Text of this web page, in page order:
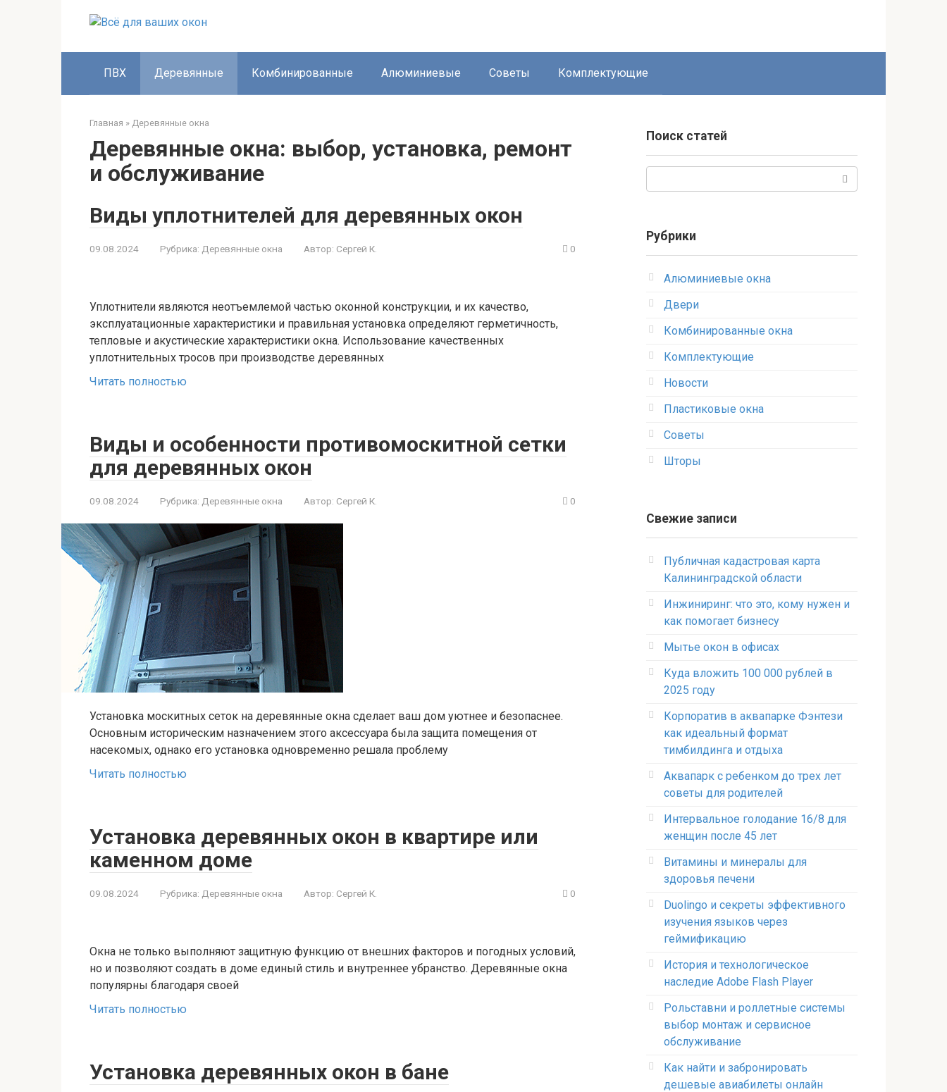
ПВХ Деревянные Комбинированные Алюминиевые Советы Комплектующие
Главная » Деревянные окна
Деревянные окна: выбор, установка, ремонт
и обслуживание
Виды уплотнителей для деревянных окон
09.08.2024 Рубрика: Деревянные окна Автор: Сергей К. 0
Уплотнители являются неотъемлемой частью оконной конструкции, и их качество,
эксплуатационные характеристики и правильная установка определяют герметичность,
тепловые и акустические характеристики окна. Использование качественных
уплотнительных тросов при производстве деревянных
Читать полностью
Виды и особенности противомоскитной сетки
для деревянных окон
09.08.2024 Рубрика: Деревянные окна Автор: Сергей К. 0
Установка москитных сеток на деревянные окна сделает ваш дом уютнее и безопаснее.
Основным историческим назначением этого аксессуара была защита помещения от
насекомых, однако его установка одновременно решала проблему
Читать полностью
Установка деревянных окон в квартире или
каменном доме
09.08.2024 Рубрика: Деревянные окна Автор: Сергей К. 0
Окна не только выполняют защитную функцию от внешних факторов и погодных условий,
но и позволяют создать в доме единый стиль и внутреннее убранство. Деревянные окна
популярны благодаря своей
Читать полностью
Установка деревянных окон в бане
Поиск статей
Рубрики
Алюминиевые окна
Двери
Комбинированные окна
Комплектующие
Новости
Пластиковые окна
Советы
Шторы
Свежие записи
Публичная кадастровая карта
Калининградской области
Инжиниринг: что это, кому нужен и
как помогает бизнесу
Мытье окон в офисах
Куда вложить 100 000 рублей в
2025 году
Корпоратив в аквапарке Фэнтези
как идеальный формат
тимбилдинга и отдыха
Аквапарк с ребенком до трех лет
советы для родителей
Интервальное голодание 16/8 для
женщин после 45 лет
Витамины и минералы для
здоровья печени
Duolingo и секреты эффективного
изучения языков через
геймификацию
История и технологическое
наследие Adobe Flash Player
Рольставни и роллетные системы
выбор монтаж и сервисное
обслуживание
Как найти и забронировать
дешевые авиабилеты онлайн